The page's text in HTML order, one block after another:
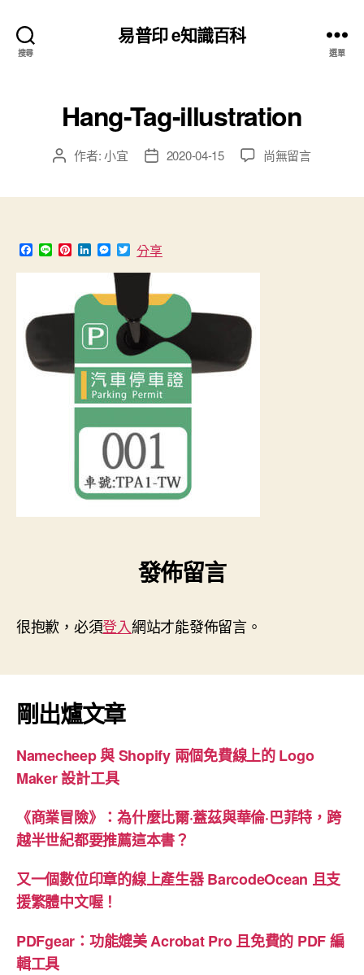
搜尋
易普印 e知識百科
選單
Hang-Tag-illustration
文 作者:小宜
文
期
2020-04-15
在
尚無留言
F
a
c
o
L
n
P
n
e
r
L
n
k
e
I
n
M
e
s
s
e
n
g
e
T
w
i
e
r
分享
發佈留言
很抱歉，必須登入網站才能發佈留言。
剛出爐文章
Namecheep 與 Shopify 兩個免費線上的 Logo
Maker 設計工具
《商業冒險》：為什麼比爾·蓋茲與華倫·巴菲特，跨
越半世紀都要推薦這本書？
又一個數位印章的線上產生器 BarcodeOcean 且支
援繁體中文喔！
PDFgear：功能媲美 Acrobat Pro 且免費的 PDF 編
輯工具